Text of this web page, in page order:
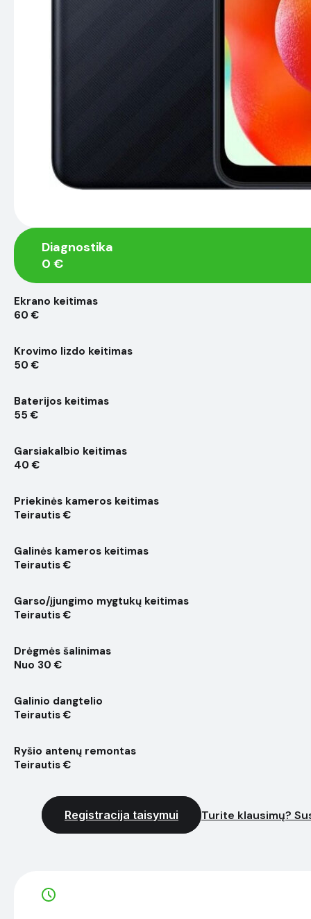
Diagnostika
0 €
Ekrano keitimas
60 €
Krovimo lizdo keitimas
50 €
Baterijos keitimas
55 €
Garsiakalbio keitimas
40 €
Priekinės kameros keitimas
Teirautis €
Galinės kameros keitimas
Teirautis €
Garso/įjungimo mygtukų keitimas
Teirautis €
Drėgmės šalinimas
Nuo 30 €
Galinio dangtelio
Teirautis €
Ryšio antenų remontas
Teirautis €
Registracija taisymui Turite klausimų?